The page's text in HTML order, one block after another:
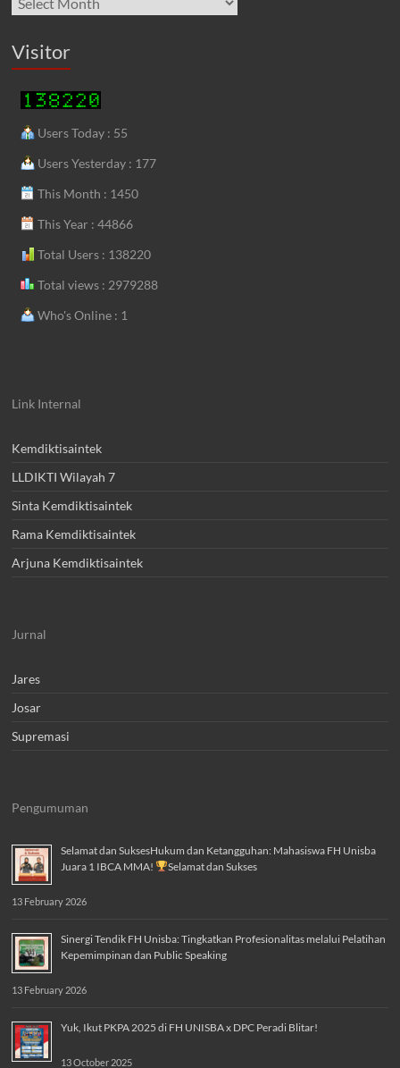
Visitor
Users Today : 55
Users Yesterday : 177
This Month : 1450
This Year : 44866
Total Users : 138220
Total views : 2979288
Who's Online : 1
Link Internal
Kemdiktisaintek
LLDIKTI Wilayah 7
Sinta Kemdiktisaintek
Rama Kemdiktisaintek
Arjuna Kemdiktisaintek
Jurnal
Jares
Josar
Supremasi
Pengumuman
Selamat dan SuksesHukum dan Ketangguhan: Mahasiswa FH Unisba
Juara 1 IBCA MMA!
Selamat dan Sukses
13 February 2026
Sinergi Tendik FH Unisba: Tingkatkan Profesionalitas melalui Pelatihan
Kepemimpinan dan Public Speaking
13 February 2026
Yuk, Ikut PKPA 2025 di FH UNISBA x DPC Peradi Blitar!
13 October 2025